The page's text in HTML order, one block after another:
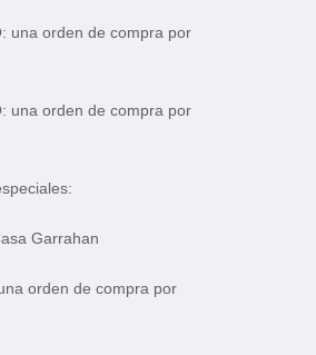
una orden de compra por
una orden de compra por
Garrahan
orden de compra por